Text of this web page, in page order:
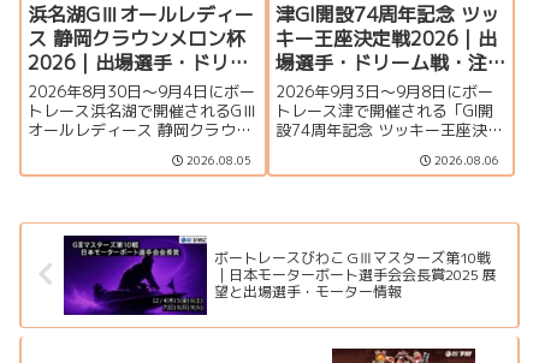
浜名湖GⅢオールレディー
ス 静岡クラウンメロン杯
2026｜出場選手・ドリー
ム戦・注目モーター・イ
ベント情報まとめ
2026年8月30日～9月4日にボー
トレース浜名湖で開催されるGⅢ
オールレディース 静岡クラウン
場選手一覧、シリーズ展望、ド
を詳しく紹介します。
2026.08.05
津GI開設74周年記念 ツッ
キー王座決定戦2026｜出
場選手・ドリーム戦・注
目モーター・イベント情
報まとめ
2026年9月3日〜9月8日にボー
トレース津で開催される「GI開
設74周年記念 ツッキー王座決定
手一覧、シリーズ展望、ドリー
介します。
2026.08.06
ボートレースびわこ GⅢマスターズ第10戦
｜日本モーターボート選手会会長賞2025 展
望と出場選手・モーター情報